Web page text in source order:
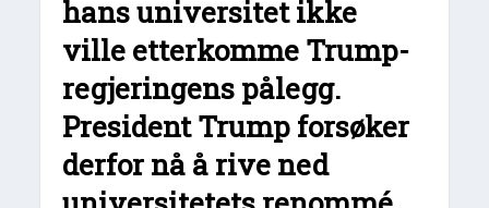
hans universitet ikke
ville etterkomme Trump-
regjeringens pålegg.
President Trump forsøker
derfor nå å rive ned